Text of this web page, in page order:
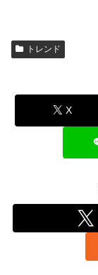
トレンド
X